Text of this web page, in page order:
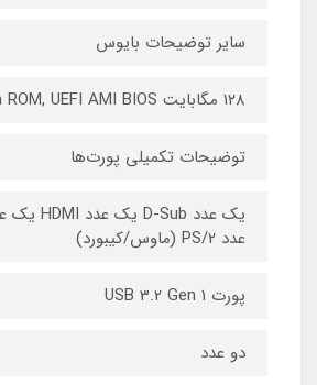
سایر توضیحات بایوس
۱۲۸ مگابایت Flash ROM, UEFI AMI BIOS
توضیحات تکمیلی پورت‌ها
عدد PS/۲ (ماوس/کیبورد)
پورت USB 3.2 Gen 1
دو عدد